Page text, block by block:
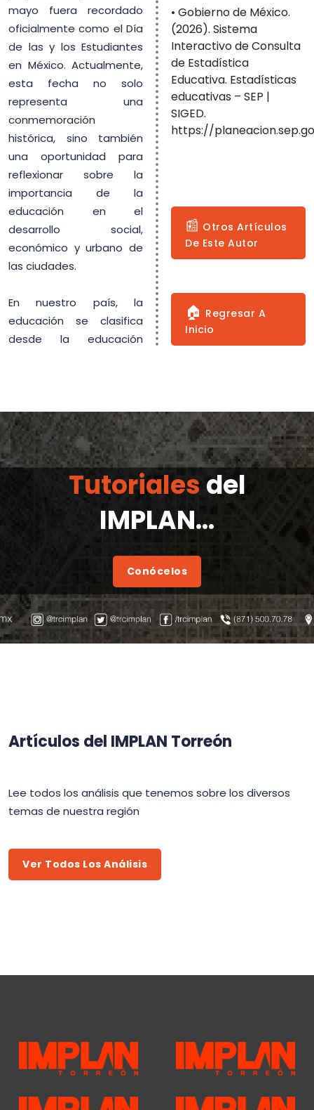
mayo fuera recordado
oficialmente como el Día
de las y los Estudiantes
en México. Actualmente,
esta fecha no solo
representa una
conmemoración
histórica, sino también
una oportunidad para
reflexionar sobre la
importancia de la
educación en el
desarrollo social,
económico y urbano de
las ciudades.
En nuestro país, la
educación se clasifica
desde la educación
• Gobierno de México.
(2026). Sistema
Interactivo de Consulta
de Estadística
Educativa. Estadísticas
educativas – SEP |
SIGED.
https://
📰 Otros Artículos
De Este Autor
🏠 Regresar A
Inicio
Tutoriales del
IMPLAN...
Conócelos
Artículos del IMPLAN Torreón
Lee todos los análisis que tenemos sobre los diversos
temas de nuestra región
Ver Todos Los Análisis